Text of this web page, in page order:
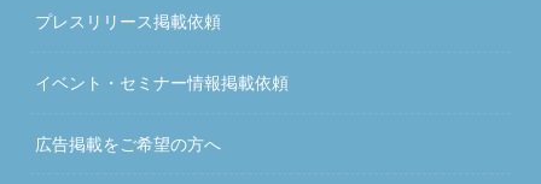
プレスリリース掲載依頼
イベント・セミナー情報掲載依頼
広告掲載をご希望の方へ